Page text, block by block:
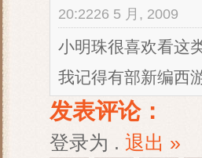
20:2226 5 月, 2009
小明珠很喜欢看这
我记得有部新编西
发表评论：
登录为 . 退出 »